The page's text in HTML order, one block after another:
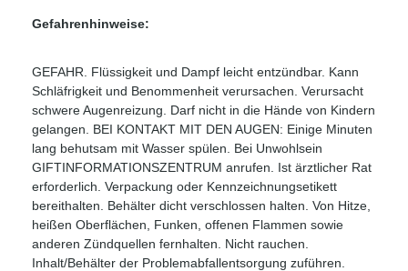
Gefahrenhinweise:
GEFAHR. Flüssigkeit und Dampf leicht entzündbar. Kann
Schläfrigkeit und Benommenheit verursachen. Verursacht
schwere Augenreizung. Darf nicht in die Hände von Kindern
gelangen. BEI KONTAKT MIT DEN AUGEN: Einige Minuten
lang behutsam mit Wasser spülen. Bei Unwohlsein
GIFTINFORMATIONSZENTRUM anrufen. Ist ärztlicher Rat
erforderlich. Verpackung oder Kennzeichnungsetikett
bereithalten. Behälter dicht verschlossen halten. Von Hitze,
heißen Oberflächen, Funken, offenen Flammen sowie
anderen Zündquellen fernhalten. Nicht rauchen.
Inhalt/Behälter der Problemabfallentsorgung zuführen.